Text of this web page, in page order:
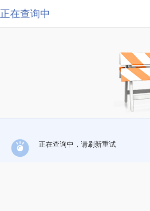
正在查询中
正在查询中，请刷新重试